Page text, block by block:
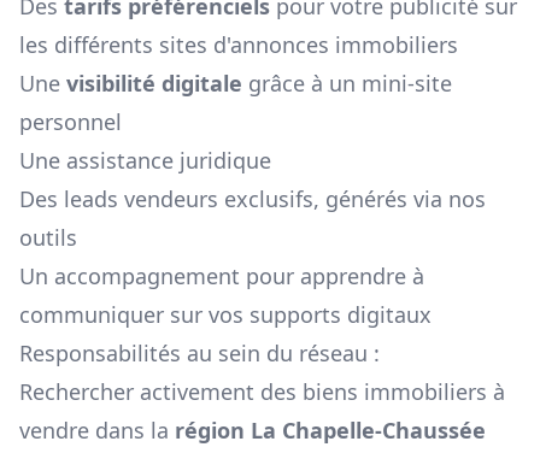
Des tarifs préférenciels pour votre publicité sur
les différents sites d'annonces immobiliers
Une visibilité digitale grâce à un mini-site
personnel
Une assistance juridique
Des leads vendeurs exclusifs, générés via nos
outils
Un accompagnement pour apprendre à
communiquer sur vos supports digitaux
Responsabilités au sein du réseau :
Rechercher activement des biens immobiliers à
vendre dans la région La Chapelle-Chaussée